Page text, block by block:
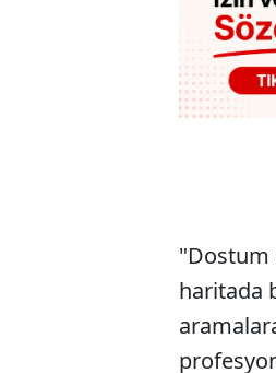
"Dostum
haritada